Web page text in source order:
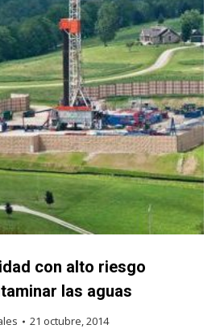
con alto riesgo
las aguas
21 octubre, 2014